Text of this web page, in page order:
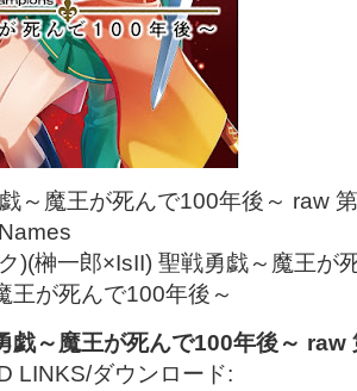
～魔王が死んで100年後～ raw
)(榊一郎×IsII) 聖戦勇戯～魔王が
王が死んで100年後～
戯～魔王が死んで100年後～ raw
LINKS/ダウンロード: